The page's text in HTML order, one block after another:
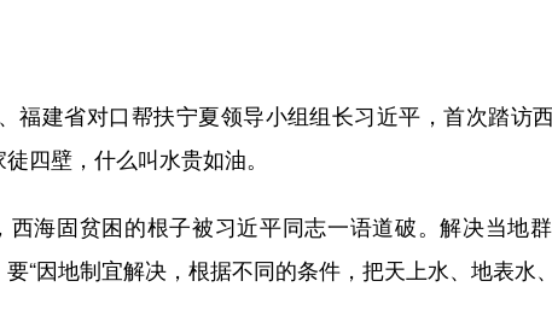
建省对口帮扶宁夏领导小组组长习近平，首次踏访
四壁，什么叫水贵如油。
海固贫困的根子被习近平同志一语道破。解决当地
“因地制宜解决，根据不同的条件，把天上水、地表水